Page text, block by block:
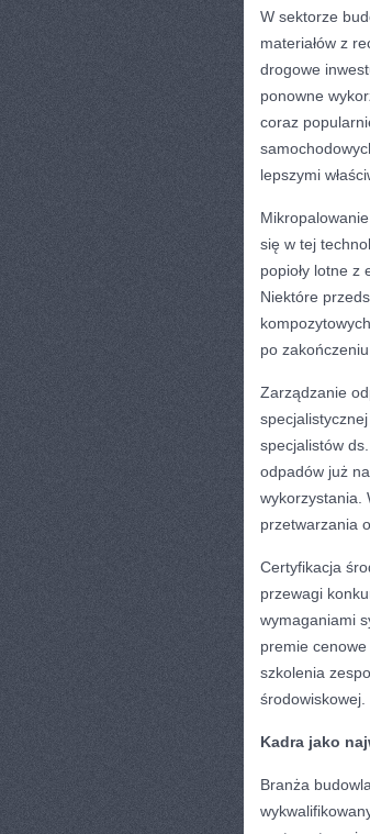
W sektorze
materiałów z
drogowe
ponowne
coraz
lepszymi
się w tej
popioły lotne z
Niektóre
po
Zarządzanie
specjalistów
odpadów już
wykorzystania.
przetwarzania
Certyfikacja
przewagi
wymaganiami
premie
szkolenia
środowiskowej.
Kadra jako
Branża